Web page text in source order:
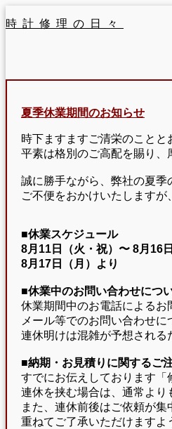
時計修理の日々
夏季休業期間のお知らせ
時下ますますご清栄のことと
平素は格別のご高配を賜り、
誠に勝手ながら、弊社の夏季
ご不便をおかけいたしますが
■休業スケジュール
8月11日（火・祝）〜 8月16
8月17日（月）より
■休業中のお問い合わせにつ
休業期間中のお電話によるお
メール等でのお問い合わせ
連休明けは混雑が予想される
■納期・お見積りに関するご
すでにお伝えしております「
連休を挟む場合は、通常より
また、連休前後はご依頼が集
重ねてご了承いただけますよ